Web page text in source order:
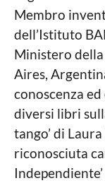
Membro
dell’Istituto
Ministero
Aires,
conoscenza
diversi libri
tango’ di
riconosciuta